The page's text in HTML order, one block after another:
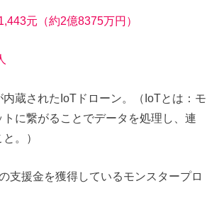
元（約2億8375万円）
内蔵されたIoTドローン。（IoTとは：モ
トに繋がることでデータを処理し、連
。）
支援金を獲得しているモンスタープロ